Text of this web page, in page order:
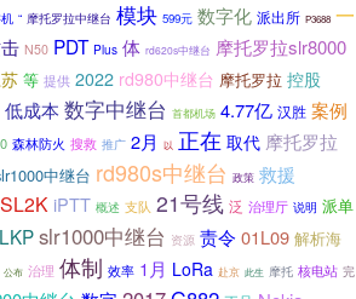
“ 摩托罗拉中继台 模块 599元 数字化 派出所 P3688 一
N50 PDT Plus 体 rd620s中继台 摩托罗拉slr8000
等 提供 2022 rd980中继台 摩托罗拉 控股
低成本 数字中继台 首都机场 4.77亿 汉胜 案例
森林防火 搜救 推广 2月 以 正在 取代 摩托罗拉
中继台 rd980s中继台 政策 救援
SL2K iPTT 概述 支队 21号线 泛 治理厅 说明 派单
LKPslr1000中继台 资源 责令01L09 解析海
公布 治理 体制 效率 1月 LoRa 赴京 此生 摩托 核电站 完